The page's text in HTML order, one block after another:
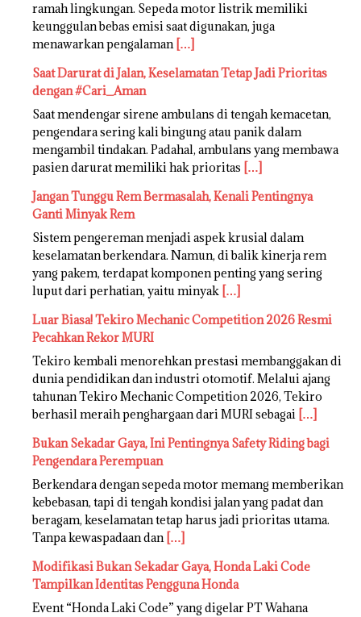
ramah lingkungan. Sepeda motor listrik memiliki
keunggulan bebas emisi saat digunakan, juga
menawarkan pengalaman […]
Saat Darurat di Jalan, Keselamatan Tetap Jadi Prioritas
dengan #Cari_Aman
Saat mendengar sirene ambulans di tengah kemacetan,
pengendara sering kali bingung atau panik dalam
mengambil tindakan. Padahal, ambulans yang membawa
pasien darurat memiliki hak prioritas […]
Jangan Tunggu Rem Bermasalah, Kenali Pentingnya
Ganti Minyak Rem
Sistem pengereman menjadi aspek krusial dalam
keselamatan berkendara. Namun, di balik kinerja rem
yang pakem, terdapat komponen penting yang sering
luput dari perhatian, yaitu minyak […]
Luar Biasa! Tekiro Mechanic Competition 2026 Resmi
Pecahkan Rekor MURI
Tekiro kembali menorehkan prestasi membanggakan di
dunia pendidikan dan industri otomotif. Melalui ajang
tahunan Tekiro Mechanic Competition 2026, Tekiro
berhasil meraih penghargaan dari MURI sebagai […]
Bukan Sekadar Gaya, Ini Pentingnya Safety Riding bagi
Pengendara Perempuan
Berkendara dengan sepeda motor memang memberikan
kebebasan, tapi di tengah kondisi jalan yang padat dan
beragam, keselamatan tetap harus jadi prioritas utama.
Tanpa kewaspadaan dan […]
Modifikasi Bukan Sekadar Gaya, Honda Laki Code
Tampilkan Identitas Pengguna Honda
Event “Honda Laki Code” yang digelar PT Wahana